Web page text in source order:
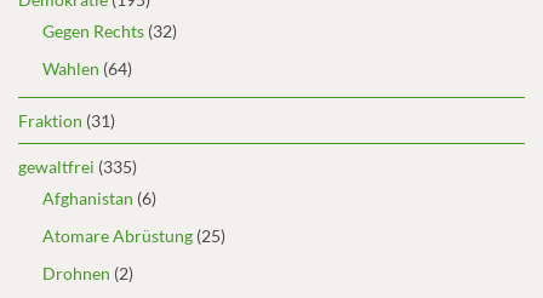
Gegen Rechts (32)
Wahlen (64)
Fraktion (31)
gewaltfrei (335)
Afghanistan (6)
Atomare Abrüstung (25)
Drohnen (2)